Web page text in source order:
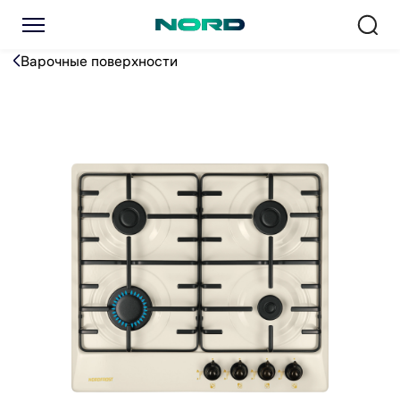
Варочная поверхность
Варочные поверхности